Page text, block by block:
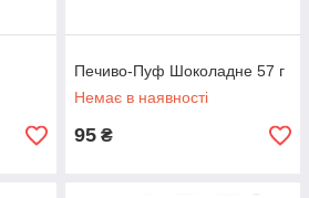
Печиво-Пуф Шоколадне 57 г
Немає в наявності
95 ₴